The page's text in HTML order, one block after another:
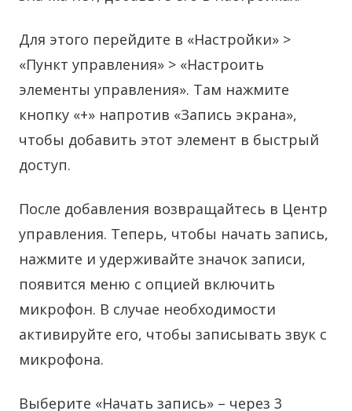
Для этого перейдите в «Настройки» >
«Пункт управления» > «Настроить
элементы управления». Там нажмите
кнопку «+» напротив «Запись экрана»,
чтобы добавить этот элемент в быстрый
доступ.
После добавления возвращайтесь в Центр
управления. Теперь, чтобы начать запись,
нажмите и удерживайте значок записи,
появится меню с опцией включить
микрофон. В случае необходимости
активируйте его, чтобы записывать звук с
микрофона.
Выберите «Начать запись» – через 3